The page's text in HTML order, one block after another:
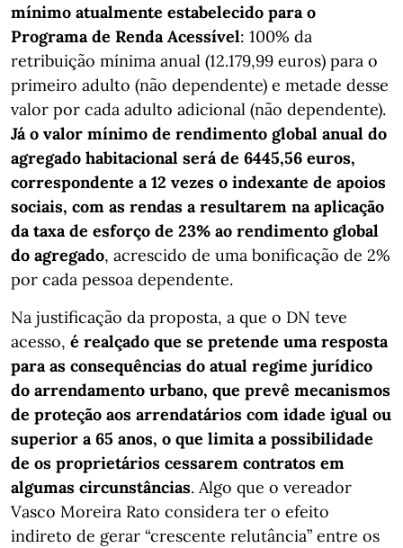
mínimo atualmente estabelecido para o
Programa de Renda Acessível: 100% da
retribuição mínima anual (12.179,99 euros) para o
primeiro adulto (não dependente) e metade desse
valor por cada adulto adicional (não dependente).
Já o valor mínimo de rendimento global anual do
agregado habitacional será de 6445,56 euros,
correspondente a 12 vezes o indexante de apoios
sociais, com as rendas a resultarem na aplicação
da taxa de esforço de 23% ao rendimento global
do agregado, acrescido de uma bonificação de 2%
por cada pessoa dependente.
Na justificação da proposta, a que o DN teve
acesso, é realçado que se pretende uma resposta
para as consequências do atual regime jurídico
do arrendamento urbano, que prevê mecanismos
de proteção aos arrendatários com idade igual ou
superior a 65 anos, o que limita a possibilidade
de os proprietários cessarem contratos em
algumas circunstâncias. Algo que o vereador
Vasco Moreira Rato considera ter o efeito
indireto de gerar “crescente relutância” entre os